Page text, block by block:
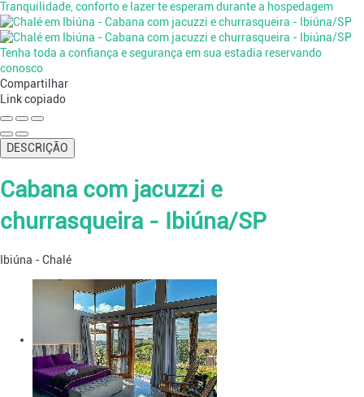
Tranquilidade, conforto e lazer te esperam durante a hospedagem
Tenha toda a confiança e segurança em sua estadia reservando
conosco
Compartilhar
Link copiado
DESCRIÇÃO
Cabana com jacuzzi e
churrasqueira - Ibiúna/SP
Ibiúna -Chalé